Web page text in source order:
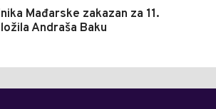
Mađarske zakazan za 11.
Andraša Baku